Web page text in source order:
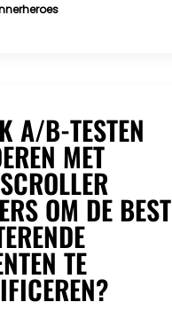
A/B-TESTEN
MET
OM DE BEST
TE